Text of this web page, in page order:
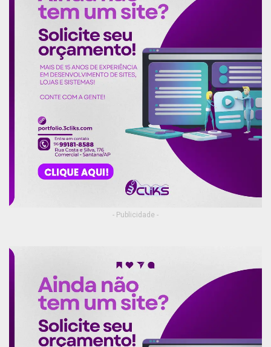
- Publicidade -